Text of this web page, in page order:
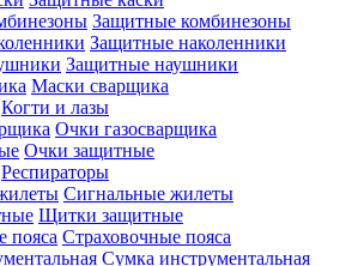
Защитные комбинезоны
Защитные наколенники
Защитные наушники
Маски сварщика
Когти и лазы
Очки газосварщика
Очки защитные
Респираторы
Сигнальные жилеты
Щитки защитные
Страховочные пояса
Сумка инструментальная